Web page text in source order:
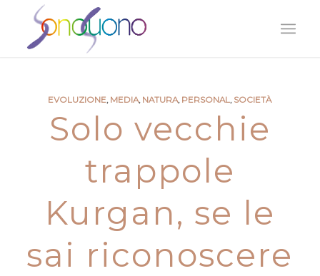
EVOLUZIONE, MEDIA, NATURA, PERSONAL, SOCIETÀ
Solo vecchie
trappole
Kurgan, se le
sai riconoscere